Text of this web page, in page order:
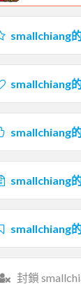
smallchiang
smallchiang
smallchiang
smallchiang
smallchiang
封鎖